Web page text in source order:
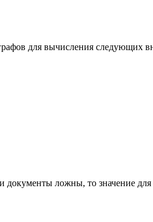
для вычисления следующих
и документы ложны, то значение